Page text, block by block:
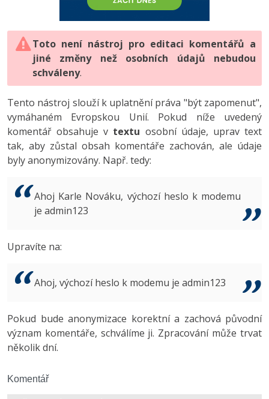
HTML5, CSS3, Bootstrap, SEO
SQL a databáze
Testování a verzování
UML a návrhové vzory
React
Spring
ASP.NET MVC
Best practices
PHP
JavaScript
Python
HTML / CSS
UML a návrhové vzory
MySQL/MariaDB
MS-SQL
Vývojář mobilních aplikací
C# Game developer
Tester
Systémový administrátor
3D grafik
Copywriter
WordPress specialista
-80%
JavaScript -80%
PHP -80%
Swift -80%
Kotlin -80%
VB.NET
Algoritmy -41%
Umělá inteligence (AI) -10%
Digitální gramotnost
Marketing
WordPress
SEO
UX
Business
Copywriting
Windows
-80%
Adobe Illustrator -80%
Adobe Lightroom
Adobe XD
Adobe InDesign -25%
Adobe After Effects
Inkscape
Fórum
Toto není nástroj pro editaci komentářů a
jiné změny než osobních údajů nebudou
schváleny.
Tento nástroj slouží k uplatnění práva "být zapomenut",
vymáhaném Evropskou Unií. Pokud níže uvedený
komentář obsahuje v textu osobní údaje, uprav text
tak, aby zůstal obsah komentáře zachován, ale údaje
byly anonymizovány. Např. tedy:
Ahoj Karle Nováku, výchozí heslo k modemu
je admin123
Upravíte na:
Ahoj, výchozí heslo k modemu je admin123
Pokud bude anonymizace korektní a zachová původní
význam komentáře, schválíme ji. Zpracování může trvat
několik dní.
Komentář